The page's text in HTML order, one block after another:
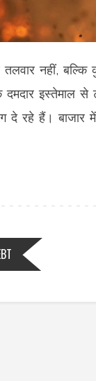
नहीं, बल्कि
दमदार इस्तेमाल
दे रहे हैं। बाजार